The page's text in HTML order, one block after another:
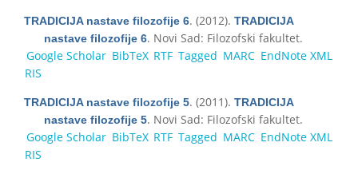
TRADICIJA nastave filozofije 6. (2012). TRADICIJA
nastave filozofije 6. Novi Sad: Filozofski fakultet.
Google Scholar BibTeX RTF Tagged MARC EndNote XML
RIS
TRADICIJA nastave filozofije 5. (2011). TRADICIJA
nastave filozofije 5. Novi Sad: Filozofski fakultet.
Google Scholar BibTeX RTF Tagged MARC EndNote XML
RIS